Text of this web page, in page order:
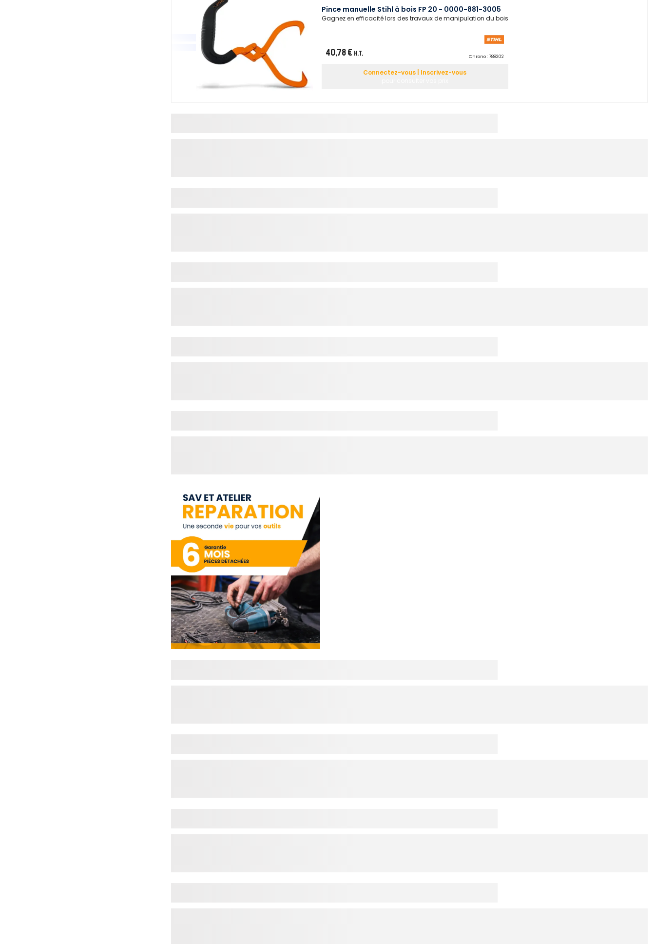
Pince manuelle Stihl à bois FP 20 - 0000-881-3005
Gagnez en efficacité lors des travaux de manipulation du bois
40,78 € H.T. Chrono :788202
Connectez-vous | Inscrivez-vous